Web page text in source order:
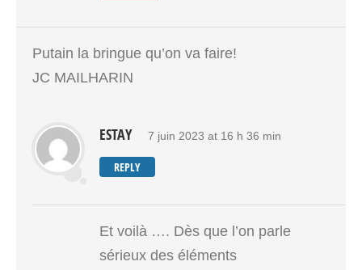
Putain la bringue qu’on va faire!
JC MAILHARIN
ESTAY 7 juin 2023 at 16 h 36 min
REPLY
Et voilà …. Dès que l’on parle
sérieux des éléments